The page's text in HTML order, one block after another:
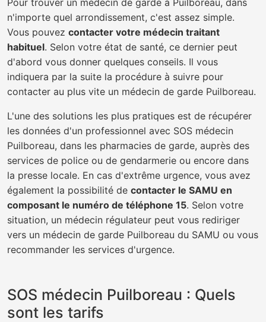
Pour trouver un médecin de garde à Puilboreau, dans
n'importe quel arrondissement, c'est assez simple.
Vous pouvez contacter votre médecin traitant
habituel. Selon votre état de santé, ce dernier peut
d'abord vous donner quelques conseils. Il vous
indiquera par la suite la procédure à suivre pour
contacter au plus vite un médecin de garde Puilboreau.
L'une des solutions les plus pratiques est de récupérer
les données d'un professionnel avec SOS médecin
Puilboreau, dans les pharmacies de garde, auprès des
services de police ou de gendarmerie ou encore dans
la presse locale. En cas d'extrême urgence, vous avez
également la possibilité de contacter le SAMU en
composant le numéro de téléphone 15. Selon votre
situation, un médecin régulateur peut vous rediriger
vers un médecin de garde Puilboreau du SAMU ou vous
recommander les services d'urgence.
SOS médecin Puilboreau : Quels
sont les tarifs